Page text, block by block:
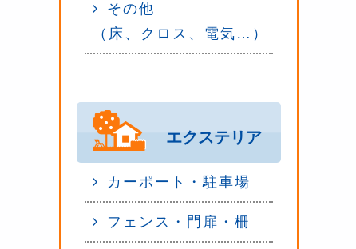
その他
（床、クロス、電気…）
エクステリア
カーポート・駐車場
フェンス・門扉・柵